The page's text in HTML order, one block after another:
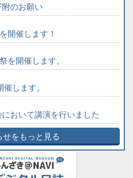
のお願い
開催します！
を開催します。
します。
おいて講演を行いました
せをもっと見る